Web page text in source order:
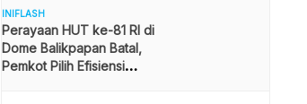
INIFLASH
Perayaan HUT ke-81 RI di
Dome Balikpapan Batal,
Pemkot Pilih Efisiensi